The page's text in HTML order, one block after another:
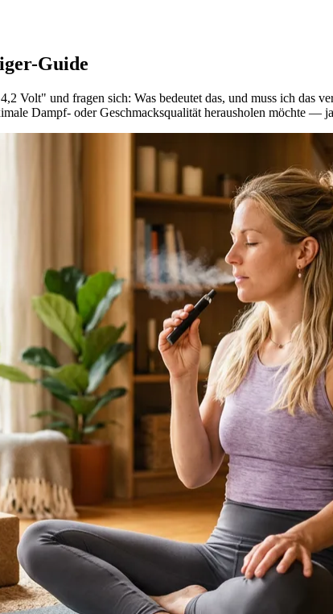
Guide
und fragen sich: Was bedeutet das, und muss ich das
Dampf- oder Geschmacksqualität herausholen möchte —